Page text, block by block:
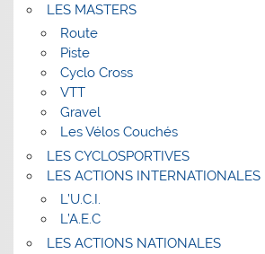
LES MASTERS
Route
Piste
Cyclo Cross
VTT
Gravel
Les Vélos Couchés
LES CYCLOSPORTIVES
LES ACTIONS INTERNATIONALES
L’U.C.I.
L’A.E.C
LES ACTIONS NATIONALES